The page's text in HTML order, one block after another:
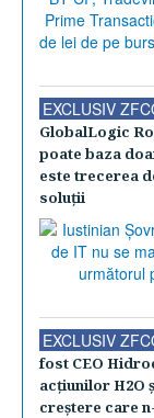
EXCLUSIV
GlobalLogic
poate baza
este trecerea
soluţii
EXCLUSIV
fost CEO
acţiunilor H2O
creştere care